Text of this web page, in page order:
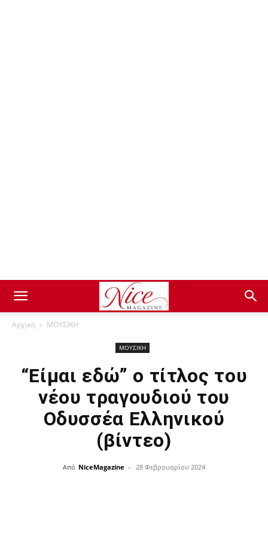
Αρχική ΜΟΥΣΙΚΗ
ΜΟΥΣΙΚΗ
“Είμαι εδώ” ο τίτλος του
νέου τραγουδιού του
Οδυσσέα Ελληνικού
(βίντεο)
Από NiceMagazine - 28 Φεβρουαρίου 2024